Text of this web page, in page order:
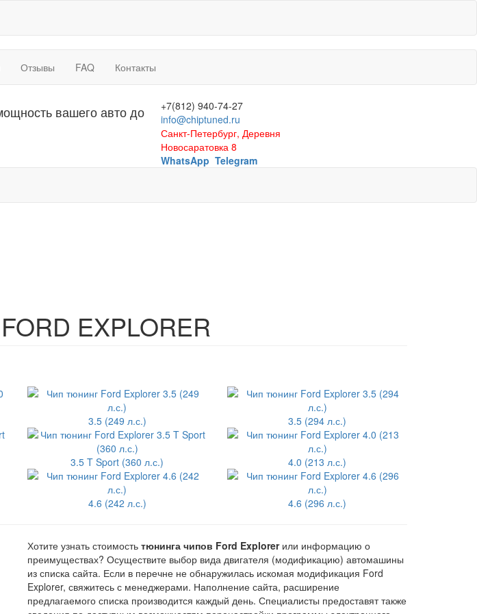
Отзывы FAQ Контакты
вашего авто до
+7(812) 940-74-27
info@chiptuned.ru
Санкт-Петербург, Деревня
Новосаратовка 8
WhatsApp Telegram
EXPLORER
3.5 (249 л.с.) 3.5 (294 л.с.)
3.5 T Sport (360 л.с.) 4.0 (213 л.с.)
4.6 (242 л.с.) 4.6 (296 л.с.)
Хотите узнать стоимость тюнинга чипов Ford Explorerили информацию о
преимуществах? Осуществите выбор вида двигателя (модификацию) автомашины
из списка сайта. Если в перечне не обнаружилась искомая модификация Ford
Explorer, свяжитесь с менеджерами. Наполнение сайта, расширение
предлагаемого списка производится каждый день. Специалисты предоставят также